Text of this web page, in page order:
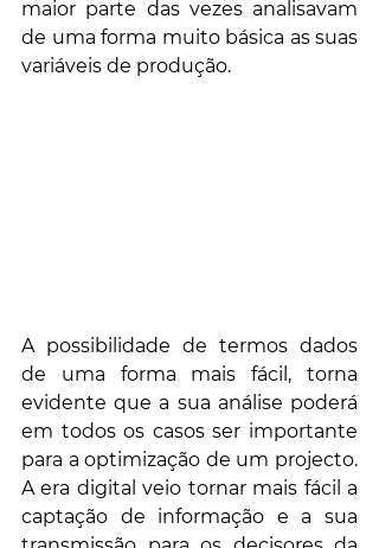
maior parte das vezes analisavam
de uma forma muito básica as suas
variáveis de produção.
A possibilidade de termos dados
de uma forma mais fácil, torna
evidente que a sua análise poderá
em todos os casos ser importante
para a optimização de um projecto.
A era digital veio tornar mais fácil a
captação de informação e a sua